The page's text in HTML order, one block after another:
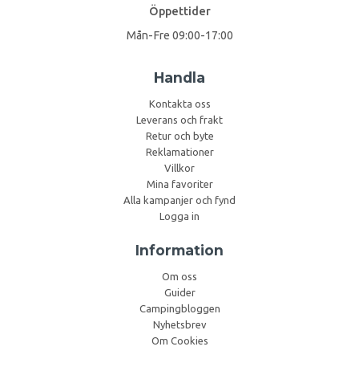
Öppettider
Mån-Fre 09:00-17:00
Handla
Kontakta oss
Leverans och frakt
Retur och byte
Reklamationer
Villkor
Mina favoriter
Alla kampanjer och fynd
Logga in
Information
Om oss
Guider
Campingbloggen
Nyhetsbrev
Om Cookies